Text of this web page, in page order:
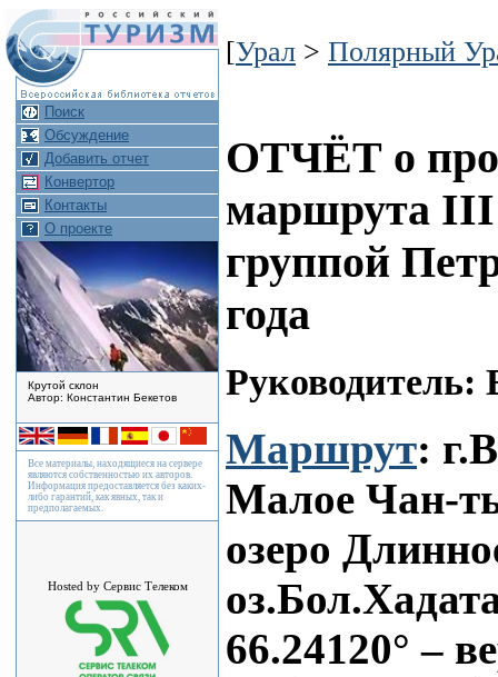
Поиск
Обсуждение
Добавить отчет
Конвертор
Контакты
О проекте
Крутой склон
Автор: Константин Бекетов
Все материалы, находящиеся на сервере
являются собственностью их авторов.
Информация предоставляется без каких-
либо гарантий, как явных, так и
предполагаемых.
Hosted by Сервис Телеком
[Урал > Полярный
ОТЧЁТ о
маршрута III
группой
года
Руководитель:
Маршрут:
Малое Чан-
озеро
66.24120° –